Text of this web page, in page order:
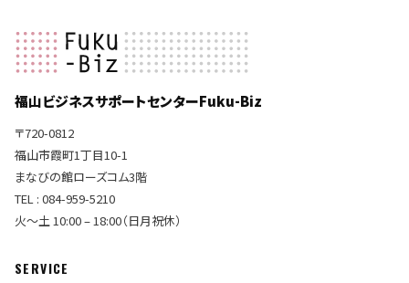
福山ビジネスサポートセンターFuku-Biz
〒720-0812
福山市霞町1丁目10-1
まなびの館ローズコム3階
TEL : 084-959-5210
火〜土 10:00 – 18:00（日月祝休）
SERVICE